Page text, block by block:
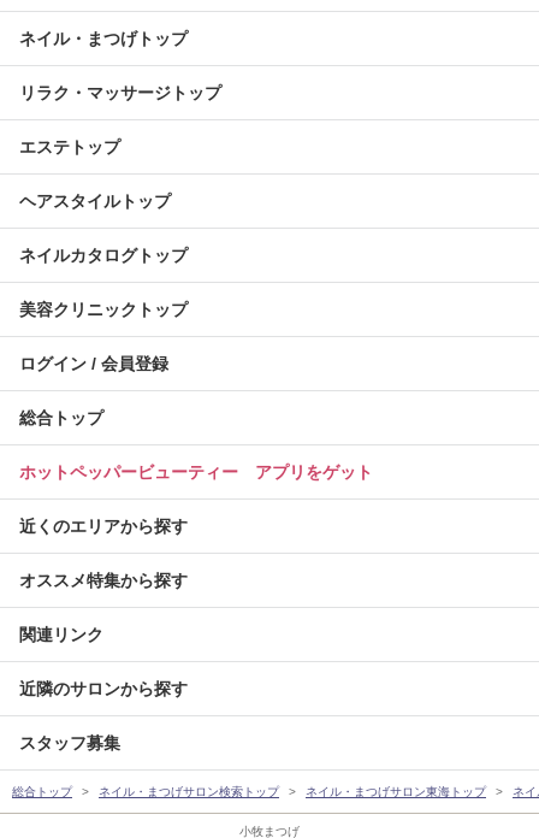
小牧まつげ
ネイル・まつげトップ
リラク・マッサージトップ
エステトップ
ヘアスタイルトップ
ネイルカタログトップ
美容クリニックトップ
ログイン / 会員登録
総合トップ
ホットペッパービューティー アプリをゲット
近くのエリアから探す
オススメ特集から探す
関連リンク
近隣のサロンから探す
スタッフ募集
総合トップ ネイル・まつげサロン検索トップ ネイル・まつげサロン東海トップ ネ